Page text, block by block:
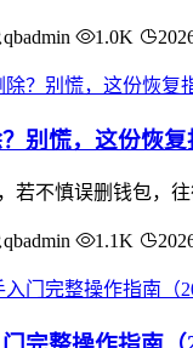
qbadmin 1.0K
别慌，这份恢
若不慎误删钱包，
qbadmin 1.1K